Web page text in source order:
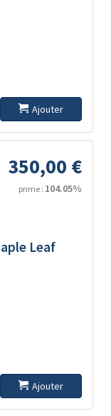
Ajouter
350,00 €
prime : 104.05%
Leaf
Ajouter